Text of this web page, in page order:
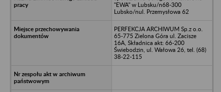
"EWA" w Lubsku/n68-300
Lubsko/nul. Przemysłowa 62
PERFEKCJA ARCHIWUM Sp.z o.o.
65-775 Zielona Góra ul. Zacisze
16A, Składnica akt: 66-200
Świebodzin, ul. Wałowa 26, tel. (68)
38-22-115